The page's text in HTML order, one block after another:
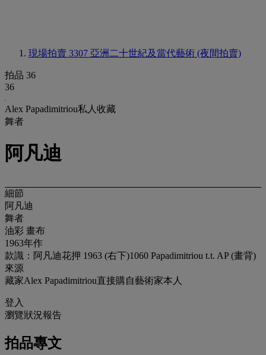
現場拍賣 3307 亞洲二十世紀及當代藝術 (夜間拍賣)
拍品 36
36
Alex Papadimitriou私人收藏
舞者
阿凡迪
細節
阿凡迪
舞者
油彩 畫布
1963年作
款識：阿凡迪花押 1963 (右下)1060 Papadimitriou t.t. AP (畫背)
來源
藏家Alex Papadimitriou直接購自藝術家本人
登入
瀏覽狀況報告
拍品專文